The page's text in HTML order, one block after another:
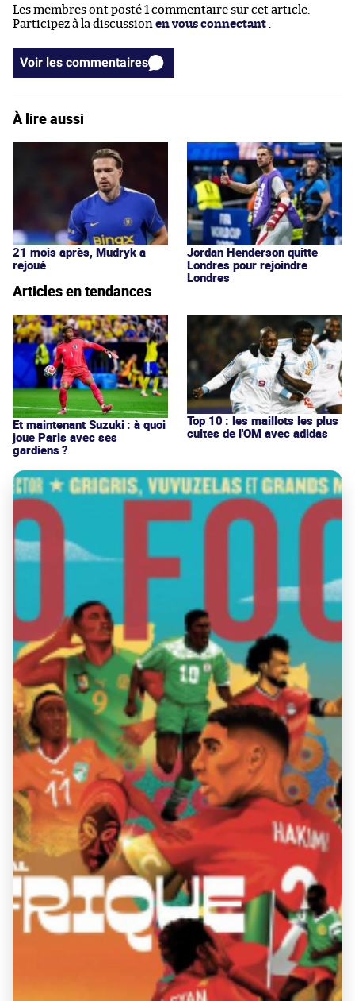
Les membres ont posté 1 commentaire sur cet article.
Participez à la discussion en vous connectant .
Voir les commentaires
À lire aussi
21 mois après, Mudryk a
rejoué
Jordan Henderson quitte
Londres pour rejoindre
Londres
Articles en tendances
Et maintenant Suzuki : à quoi
joue Paris avec ses
gardiens ?
Top 10 : les maillots les plus
cultes de l'OM avec adidas